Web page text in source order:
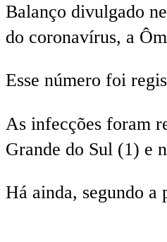
Balanço divulgado
do coronavírus, a
Esse número foi
As infecções foram
Grande do Sul (1) e
Há ainda, segundo a